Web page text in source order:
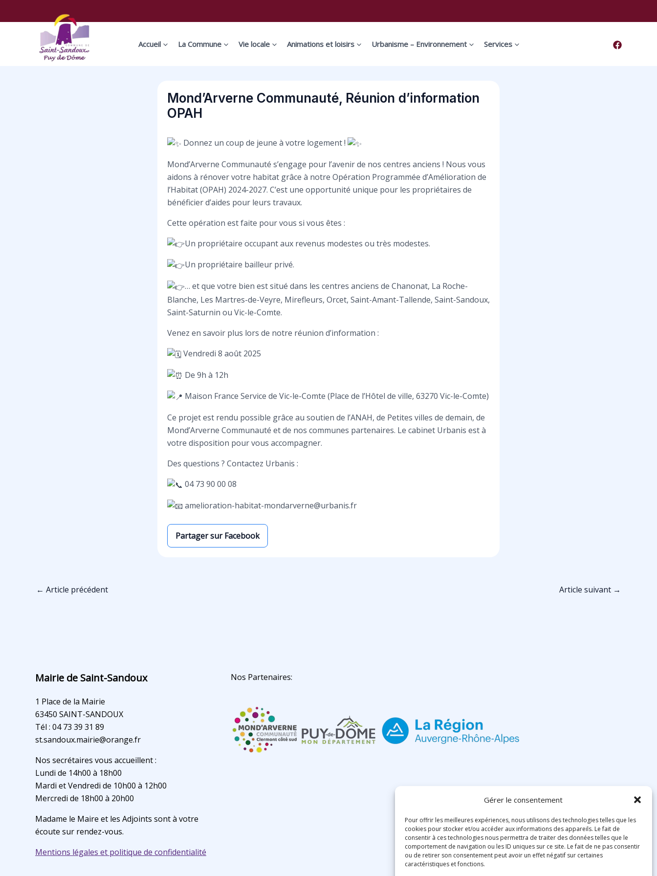
Gérer le consentement
Pour offrir les meilleures expériences, nous utilisons des technologies telles que les
cookies pour stocker et/ou accéder aux informations des appareils. Le fait de
consentir à ces technologies nous permettra de traiter des données telles que le
comportement de navigation ou les ID uniques sur ce site. Le fait de ne pas consentir
ou de retirer son consentement peut avoir un effet négatif sur certaines
caractéristiques et fonctions.
Accueil La Commune Vie locale Animations et loisirs Urbanisme – Environnement Services
Mond’Arverne Communauté, Réunion d’information
OPAH
Donnez un coup de jeune à votre logement !
Mond’Arverne Communauté s’engage pour l’avenir de nos centres anciens ! Nous vous
aidons à rénover votre habitat grâce à notre Opération Programmée d’Amélioration de
l’Habitat (OPAH) 2024-2027. C’est une opportunité unique pour les propriétaires de
bénéficier d’aides pour leurs travaux.
Cette opération est faite pour vous si vous êtes :
Un propriétaire occupant aux revenus modestes ou très modestes.
Un propriétaire bailleur privé.
… et que votre bien est situé dans les centres anciens de Chanonat, La Roche-
Blanche, Les Martres-de-Veyre, Mirefleurs, Orcet, Saint-Amant-Tallende, Saint-Sandoux,
Saint-Saturnin ou Vic-le-Comte.
Venez en savoir plus lors de notre réunion d’information :
Vendredi 8 août 2025
De 9h à 12h
Maison France Service de Vic-le-Comte (Place de l’Hôtel de ville, 63270 Vic-le-Comte)
Ce projet est rendu possible grâce au soutien de l’ANAH, de Petites villes de demain, de
Mond’Arverne Communauté et de nos communes partenaires. Le cabinet Urbanis est à
votre disposition pour vous accompagner.
Des questions ? Contactez Urbanis :
04 73 90 00 08
amelioration-habitat-mondarverne@urbanis.fr
Partager sur Facebook
articles
← Article précédent Article suivant →
Mairie de Saint-Sandoux
1 Place de la Mairie
63450 SAINT-SANDOUX
Tél : 04 73 39 31 89
st.sandoux.mairie@orange.fr
Nos secrétaires vous accueillent :
Lundi de 14h00 à 18h00
Mardi et Vendredi de 10h00 à 12h00
Mercredi de 18h00 à 20h00
Madame le Maire et les Adjoints sont à votre
écoute sur rendez-vous.
Mentions légales et politique de confidentialité
Nos Partenaires: